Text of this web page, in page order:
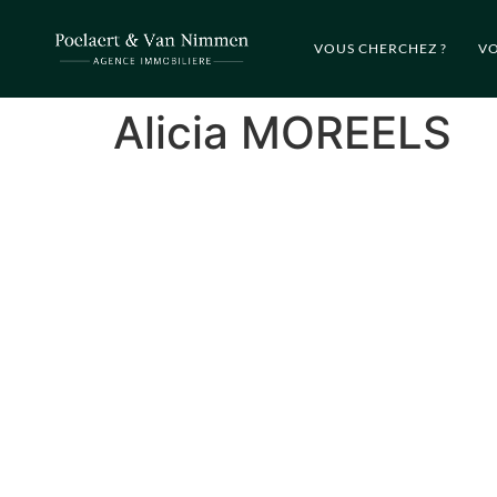
VOUS CHERCHEZ ?
Alicia MOREELS